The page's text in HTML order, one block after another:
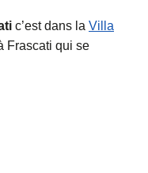
c’est dans la Villa
Frascati qui se